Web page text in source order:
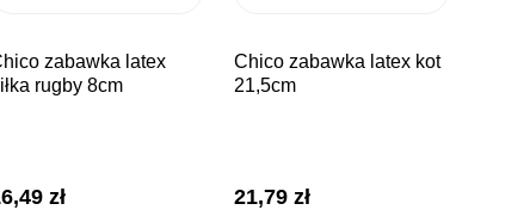
rugby 8cm
zł
chico zabawka latex kot
21,5cm
21,79zł